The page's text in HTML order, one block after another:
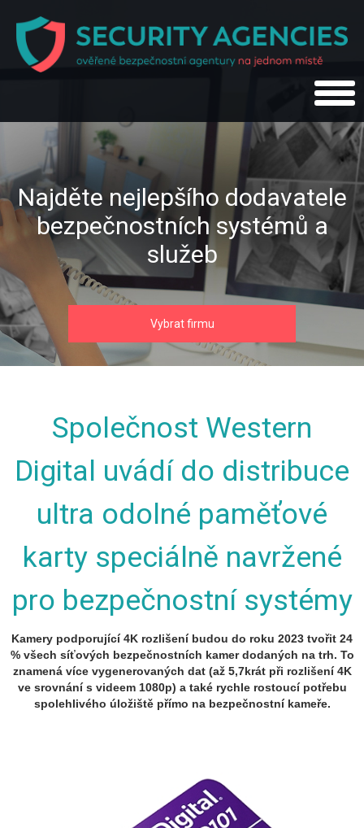
Najděte nejlepšího dodavatele
bezpečnostních systémů a
služeb
Vybrat firmu
Společnost Western
Digital uvádí do distribuce
ultra odolné paměťové
karty speciálně navržené
pro bezpečnostní systémy
Kamery podporující 4K rozlišení budou do roku 2023 tvořit 24
% všech síťových bezpečnostních kamer dodaných na trh. To
znamená více vygenerovaných dat (až 5,7krát při rozlišení 4K
ve srovnání s videem 1080p) a také rychle rostoucí potřebu
spolehlivého úložiště přímo na bezpečnostní kameře.